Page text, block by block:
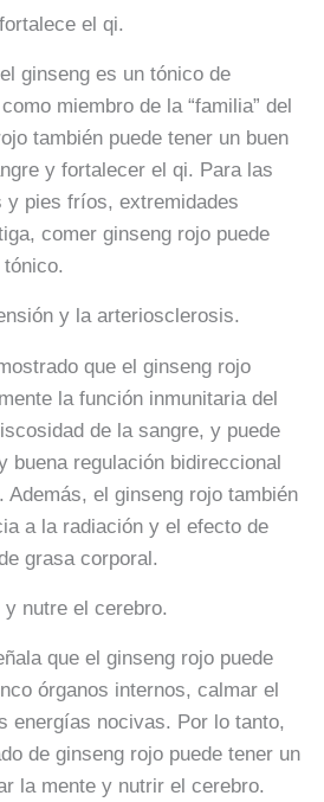
el qi.
ginseng es un tónico de
miembro de la “familia” del
también puede tener un buen
y fortalecer el qi. Para las
y pies fríos, extremidades
comer ginseng rojo puede
y la arteriosclerosis.
que el ginseng rojo
la función inmunitaria del
de la sangre, y puede
buena regulación bidireccional
Además, el ginseng rojo también
a la radiación y el efecto de
grasa corporal.
nutre el cerebro.
que el ginseng rojo puede
órganos internos, calmar el
energías nocivas. Por lo tanto,
de ginseng rojo puede tener un
la mente y nutrir el cerebro.